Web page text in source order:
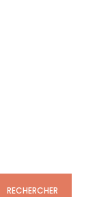
RECHERCHER